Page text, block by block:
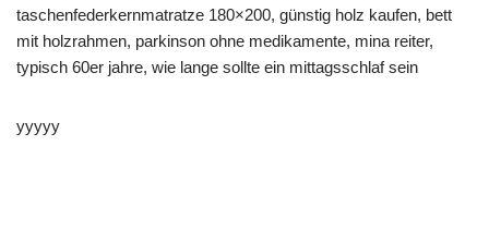
taschenfederkernmatratze 180×200, günstig holz kaufen, bett
mit holzrahmen, parkinson ohne medikamente, mina reiter,
typisch 60er jahre, wie lange sollte ein mittagsschlaf sein
yyyyy